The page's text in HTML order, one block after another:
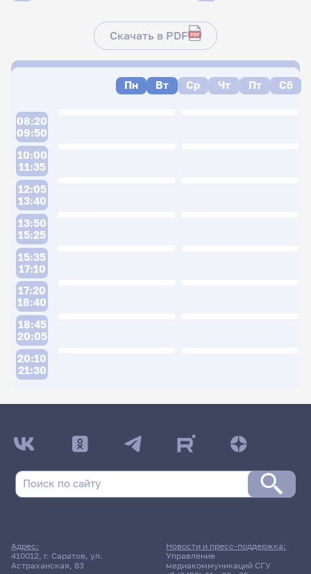
Скачать в PDF
Пн Вт Ср Чт Пт Сб
08:20
09:50
10:00
11:35
12:05
13:40
13:50
15:25
15:35
17:10
17:20
18:40
18:45
20:05
20:10
21:30
ДАТА ПОСЛЕДНЕГО ОБНОВЛЕНИЯ:
05.06.2026
Александрович
18 июня 2026 г. 13:50
Адрес:
410012, г. Саратов, ул.
Астраханская, 83
Новости и пресс-поддержка:
Управление
медиакоммуникаций СГУ